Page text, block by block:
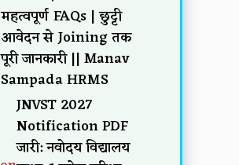
महत्वपूर्ण FAQs | छुट्टी
आवेदन से Joining तक
पूरी जानकारी || Manav
Sampada HRMS
JNVST 2027
Notification PDF
जारी: नवोदय विद्यालय